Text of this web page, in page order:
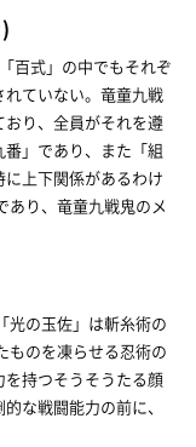
百式」の中でもそれぞ
ていない。竜童九戦
り、全員がそれを遵
」であり、また「組
上下関係があるわけ
あり、竜童九戦鬼のメ
光の玉佐」は斬糸術の
ものを凍らせる忍術の
持つそうそうたる顔
な戦闘能力の前に、